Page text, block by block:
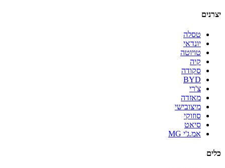
יצרנים
טסלה
יונדאי
טויוטה
קיה
סקודה
BYD
צ'רי
מאזדה
מיצובישי
סוזוקי
סיאט
אמ.ג'י MG
כלים